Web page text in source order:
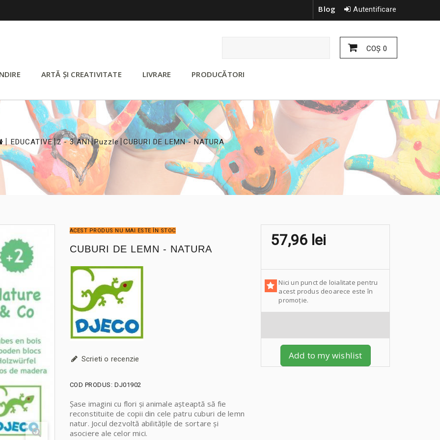
Autentificare
Blog
COŞ 0
ARTĂ ȘI CREATIVITATE LIVRARE PRODUCĂTORI
EDUCATIVE
>
2 - 3 ANI
>
Puzzle
>
CUBURI DE LEMN - NATURA
ACEST PRODUS NU MAI ESTE ÎN STOC
CUBURI DE LEMN - NATURA
Scrieti o recenzie
COD PRODUS: DJ01902
Șase imagini cu flori și animale așteaptă să fie
reconstituite de copii din cele patru cuburi de lemn
natur. Jocul dezvoltă abilitățile de sortare și
asociere ale celor mici.
57,96 lei
Nici un punct de loialitate pentru
acest produs deoarece este în
promoție.
Add to my wishlist